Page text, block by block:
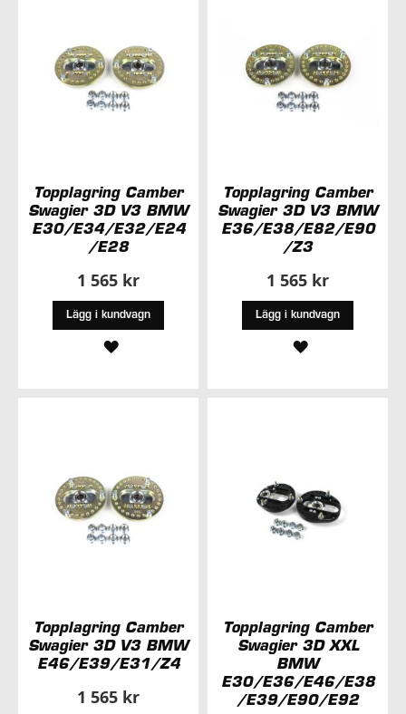
Topplagring Camber
Swagier 3D V3 BMW
E30/E34/E32/E24
/E28
1 565 kr
Lägg i kundvagn
LÄGG
Topplagring Camber
Swagier 3D V3 BMW
E36/E38/E82/E90
/Z3
1 565 kr
Lägg i kundvagn
LÄGG
Topplagring Camber
Swagier 3D V3 BMW
E46/E39/E31/Z4
1 565 kr
Topplagring Camber
Swagier 3D XXL
BMW
E30/E36/E46/E38
/E39/E90/E92